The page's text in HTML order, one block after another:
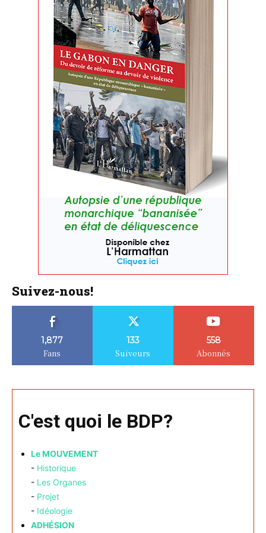
Suivez-nous!
1,877
Fans
133
Suiveurs
558
Abonnés
C'est quoi le BDP?
Le MOUVEMENT
- Historique
- Les Organes
- Projet
- Idéologie
ADHÉSION